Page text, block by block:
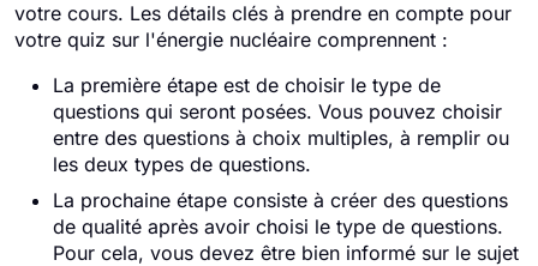
votre cours. Les détails clés à prendre en compte pour
votre quiz sur l'énergie nucléaire comprennent :
La première étape est de choisir le type de
questions qui seront posées. Vous pouvez choisir
entre des questions à choix multiples, à remplir ou
les deux types de questions.
La prochaine étape consiste à créer des questions
de qualité après avoir choisi le type de questions.
Pour cela, vous devez être bien informé sur le sujet